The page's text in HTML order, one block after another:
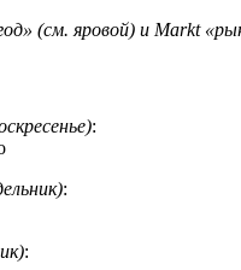
(см. яровой) и Markt
:
:
: